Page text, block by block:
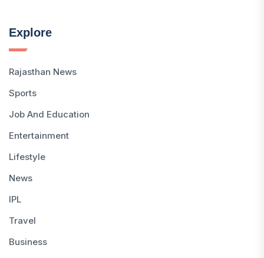
Explore
Rajasthan News
Sports
Job And Education
Entertainment
Lifestyle
News
IPL
Travel
Business